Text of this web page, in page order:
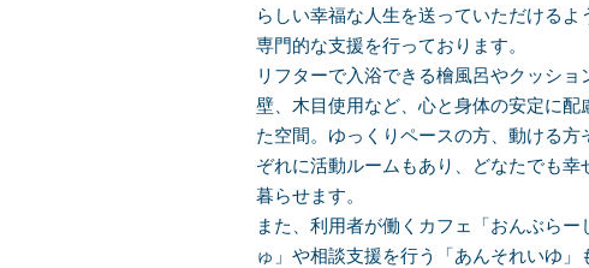
らしい幸福な人生を送っていただけるよ
専門的な支援を行っております。
リフターで入浴できる檜風呂やクッショ
壁、木目使用など、心と身体の安定に配
た空間。ゆっくりペースの方、動ける方
ぞれに活動ルームもあり、どなたでも幸
暮らせます。
また、利用者が働くカフェ「おんぶらー
ゅ」や相談支援を行う「あんそれいゆ」